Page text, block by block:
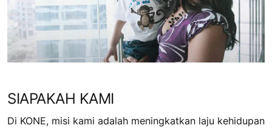
SIAPAKAH KAMI
Di KONE, misi kami adalah meningkatkan laju kehidupan